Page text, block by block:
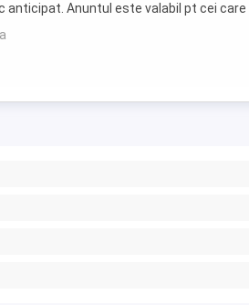
anticipat. Anuntul este valabil pt cei care